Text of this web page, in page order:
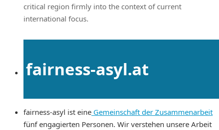
critical region firmly into the context of current
international focus.
fairness-asyl.at
fairness-asyl ist eine Gemeinschaft der Zusammenarbeit
fünf engagierten Personen. Wir verstehen unsere Arbeit